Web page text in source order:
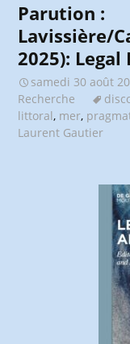
Parution :
Lavissière/
2025): Legal
samedi 30 août
Recherche
littoral, mer,
Laurent Gautier